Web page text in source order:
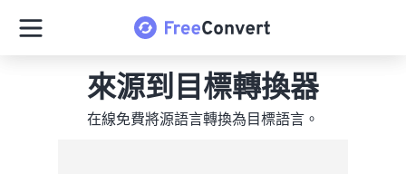
來源到目標轉換器
在線免費將源語言轉換為目標語言。